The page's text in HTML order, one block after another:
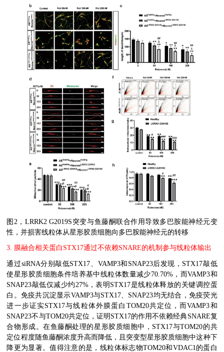
图 2 ， LRRK2 G2019S 突变与鱼藤酮联合作用导致多巴胺能神经元变
性，并损害线粒体从星形胶质细胞向多巴胺能神经元的转移
3. 膜融合相关蛋白 STX17通过不依赖SNARE的机制参与线粒体输出
通过siRNA分别敲低STX17 VAMP3和 SNAP23后发现， STX17敲低
使星形胶质细胞条件培养基中线粒体数量减少70.70%，而VAMP3和
SNAP23敲低仅减少约 27%，表明 STX17是线粒体释放的关键调控蛋
白。免疫共沉淀显示VAMP3与STX17 SNAP23均无结合，免疫荧光
进一步证实STX17与线粒体外膜蛋白 TOM20共定位，而VAMP3和
SNAP23不与TOM20共定位，证明 STX17的作用不依赖经典SNARE复
合物形成。在鱼藤酮处理的星形胶质细胞中， STX17与TOM20的共
定位程度随鱼藤酮浓度升高而降低，且突变型星形胶质细胞中这种下
降更为显著。值得注意的是，线粒体标志物TOM20和VDAC1 的蛋白